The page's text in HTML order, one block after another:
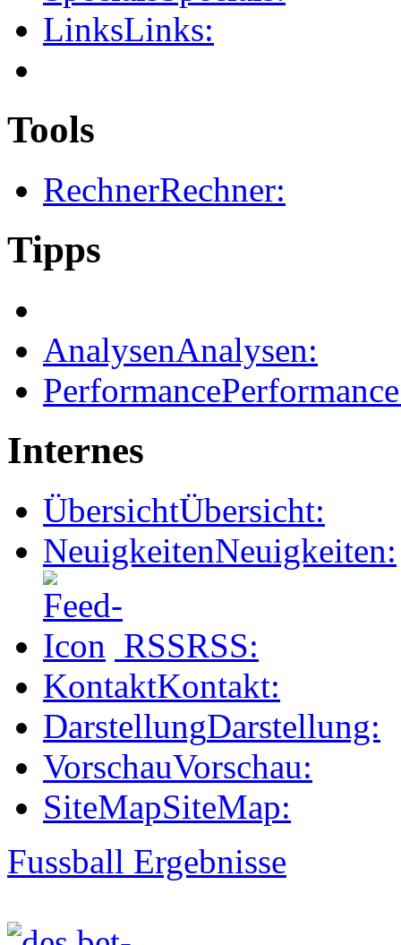
LinksLinks:
Tools
RechnerRechner:
Tipps
AnalysenAnalysen:
Performance
Internes
ÜbersichtÜbersicht:
NeuigkeitenNeuigkeiten:
RSSRSS:
KontaktKontakt:
DarstellungDarstellung:
VorschauVorschau:
SiteMapSiteMap:
Fussball Ergebnisse